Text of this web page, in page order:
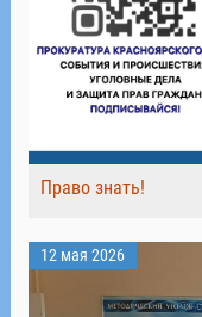
Право знать!
12 мая 2026